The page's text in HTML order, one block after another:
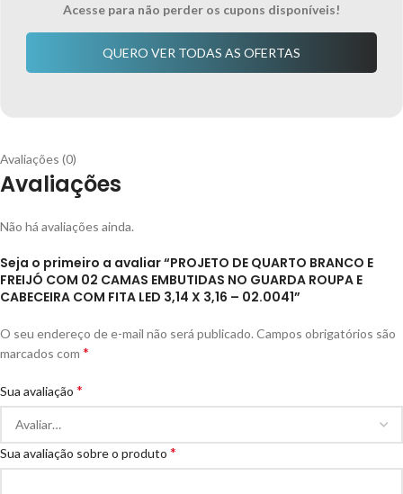
Acesse para não perder os cupons disponíveis!
QUERO VER TODAS AS OFERTAS
Avaliações (0)
Avaliações
Não há avaliações ainda.
Seja o primeiro a avaliar “PROJETO DE QUARTO BRANCO E
FREIJÓ COM 02 CAMAS EMBUTIDAS NO GUARDA ROUPA E
CABECEIRA COM FITA LED 3,14 X 3,16 – 02.0041”
O seu endereço de e-mail não será publicado. Campos obrigatórios são
marcados com *
Sua avaliação *
Sua avaliação sobre o produto *